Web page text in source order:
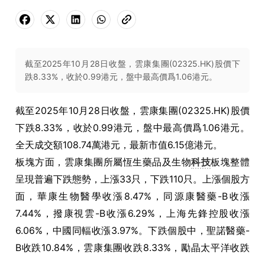
截至2025年10月28日收盤，雲康集團(02325.HK)股價下
跌8.33%，收於0.99港元，盤中最高價爲1.06港元。
截至2025年10月28日收盤，雲康集團(02325.HK)股價
下跌8.33%，收於0.99港元，盤中最高價爲1.06港元。
全天成交額108.74萬港元，最新市值6.15億港元。
板塊方面，雲康集團所屬恆生藥品及生物科技板塊整體
呈現普遍下跌態勢，上漲33只，下跌110只。上漲個股方
面，華康生物醫學收漲8.47%，同源康醫藥-B收漲
7.44%，撥康視雲-B收漲6.29%，上海先鋒控股收漲
6.06%，中國同輻收漲3.97%。下跌個股中，聖諾醫藥-
B收跌10.84%，雲康集團收跌8.33%，勵晶太平洋收跌